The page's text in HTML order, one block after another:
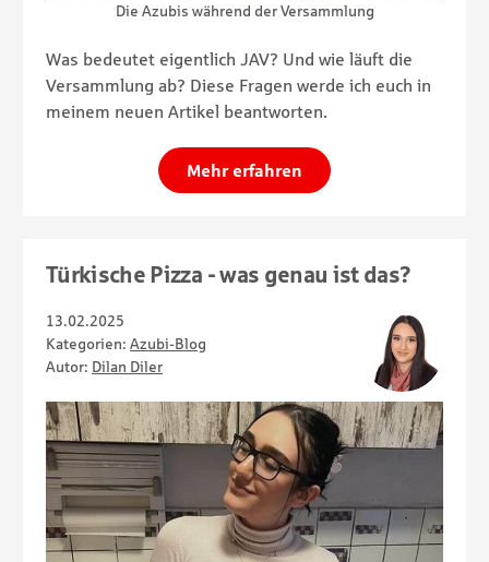
Die Azubis während der Versammlung
Was bedeutet eigentlich JAV? Und wie läuft die
Versammlung ab? Diese Fragen werde ich euch in
meinem neuen Artikel beantworten.
Mehr erfahren
Türkische Pizza - was genau ist das?
13.02.2025
Kategorien: Azubi-Blog
Autor: Dilan Diler